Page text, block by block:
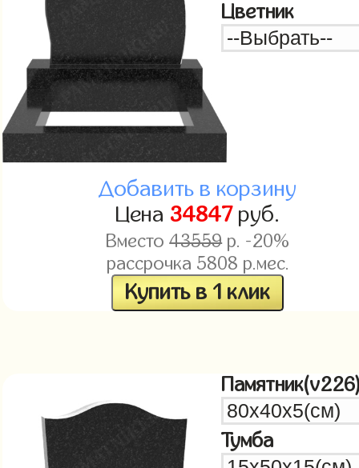
Цветник
Добавить в корзину
Цена 34847руб.
Вместо43559р. -20%
рассрочка 5808 р.мес.
Купить в 1 клик
Тумба